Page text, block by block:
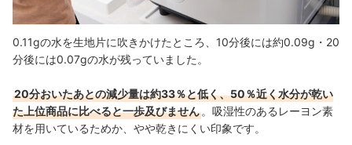
0.11gの水を生地片に吹きかけたところ、10分後には約0.09g・20
分後には0.07gの水が残っていました。
20分おいたあとの減少量は約33％と低く、50％近く水分が乾い
た上位商品に比べると一歩及びません 。吸湿性のあるレーヨン素
材を用いているためか、やや乾きにくい印象です。